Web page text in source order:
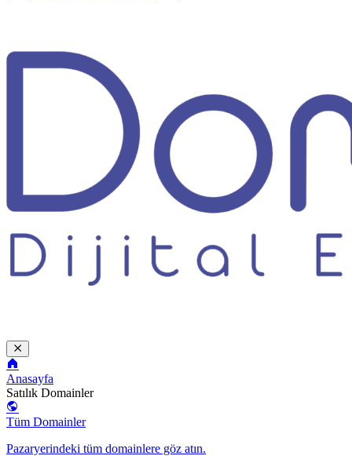
Anasayfa
Satılık Domainler
Tüm Domainler
Pazaryerindeki tüm domainlere göz atın.